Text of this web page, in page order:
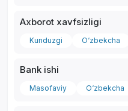
Axborot xavfsizligi
Kunduzgi O‘zbekcha
Bank ishi
Masofaviy O‘zbekcha